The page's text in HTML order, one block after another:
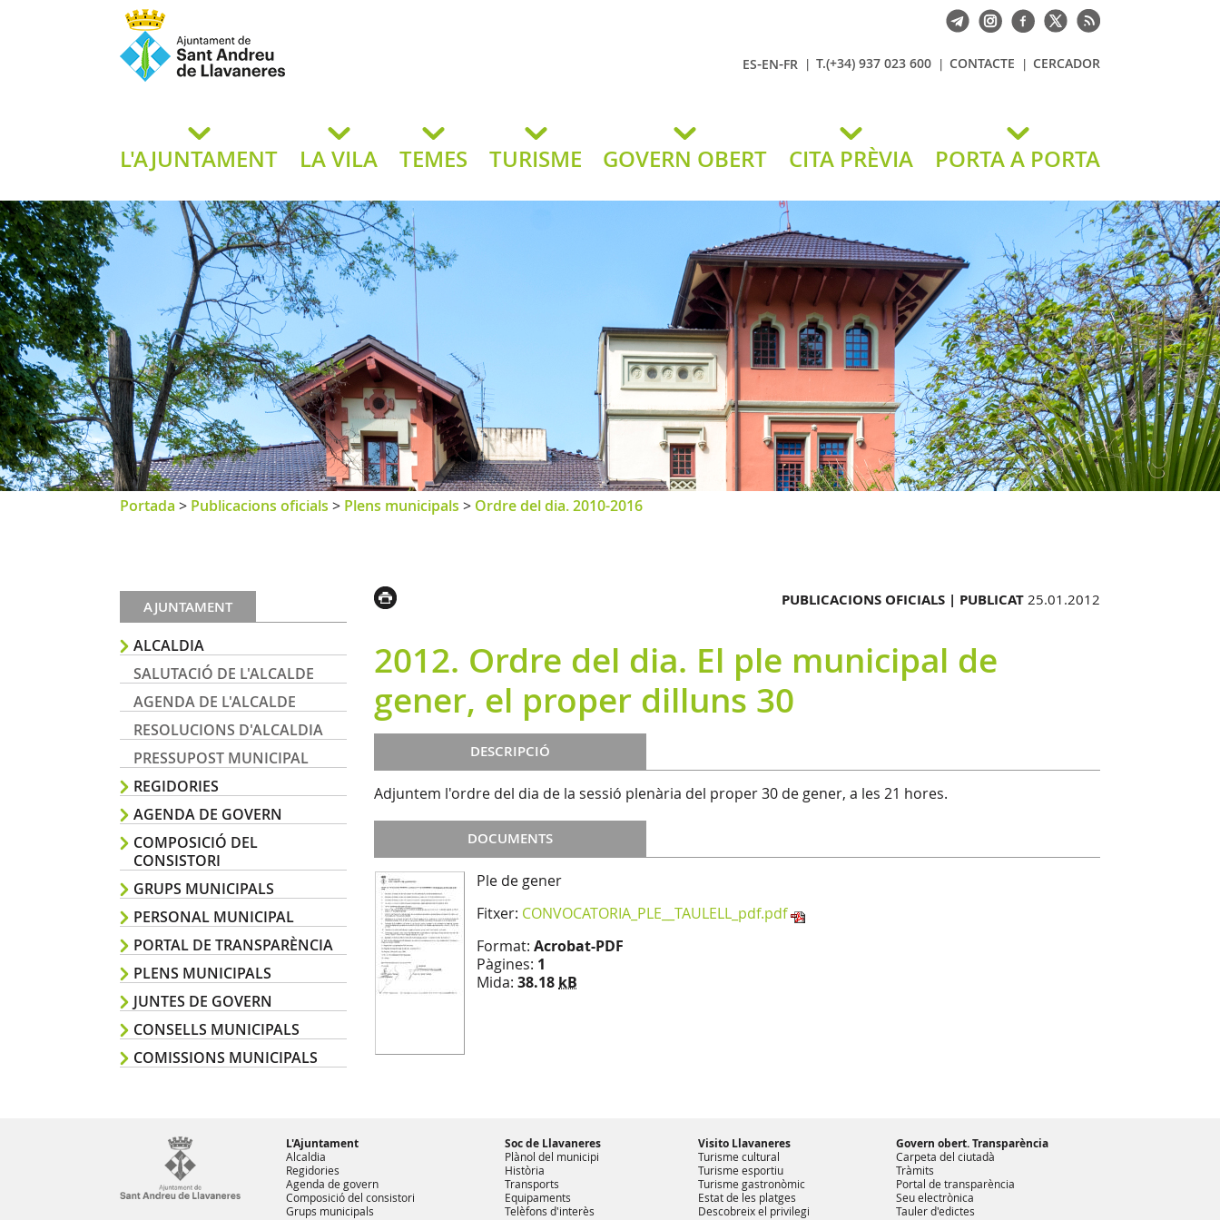
de Llavaneres
ES-EN-FR T.(+34) 937 023 600 CONTACTE CERCADOR
L'AJUNTAMENT LA VILA TEMES TURISME GOVERN OBERT CITA PRÈVIA PORTA A PORTA
Portada > Publicacions oficials > Plens municipals > Ordre del dia. 2010-2016
AJUNTAMENT
ALCALDIA
SALUTACIÓ DE L'ALCALDE
AGENDA DE L'ALCALDE
RESOLUCIONS D'ALCALDIA
PRESSUPOST MUNICIPAL
REGIDORIES
AGENDA DE GOVERN
COMPOSICIÓ DEL
CONSISTORI
GRUPS MUNICIPALS
PERSONAL MUNICIPAL
PORTAL DE TRANSPARÈNCIA
PLENS MUNICIPALS
JUNTES DE GOVERN
CONSELLS MUNICIPALS
COMISSIONS MUNICIPALS
PUBLICACIONS OFICIALS | PUBLICAT 25.01.2012
2012. Ordre del dia. El ple municipal de
gener, el proper dilluns 30
DESCRIPCIÓ
Adjuntem l'ordre del dia de la sessió plenària del proper 30 de gener, a les 21 hores.
DOCUMENTS
Ple de gener
Fitxer: CONVOCATORIA_PLE__TAULELL_pdf.pdf
Format: Acrobat-PDF
Pàgines: 1
Mida: 38.18 kB
L'Ajuntament
Alcaldia
Regidories
Agenda de govern
Composició del consistori
Grups municipals
Soc de Llavaneres
Plànol del municipi
Història
Transports
Equipaments
Telèfons d'interès
Visito Llavaneres
Turisme cultural
Turisme esportiu
Turisme gastronòmic
Estat de les platges
Descobreix el privilegi
Govern obert. Transparència
Carpeta del ciutadà
Tràmits
Portal de transparència
Seu electrònica
Tauler d'edictes